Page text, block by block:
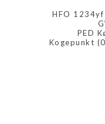
HFO
PED
Kogepunkt